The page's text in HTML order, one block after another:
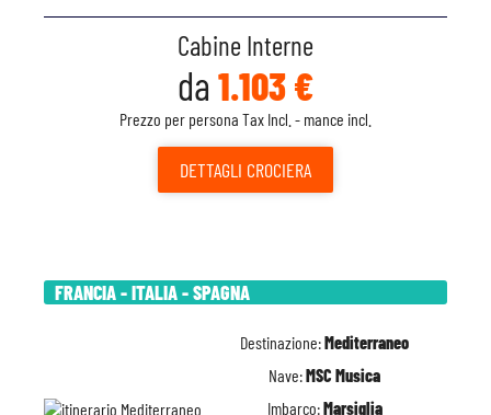
Cabine Interne
da 1.103 €
Prezzo per persona Tax Incl. - mance incl.
DETTAGLI CROCIERA
FRANCIA - ITALIA - SPAGNA
Destinazione:Mediterraneo
Nave:MSC Musica
Imbarco:Marsiglia